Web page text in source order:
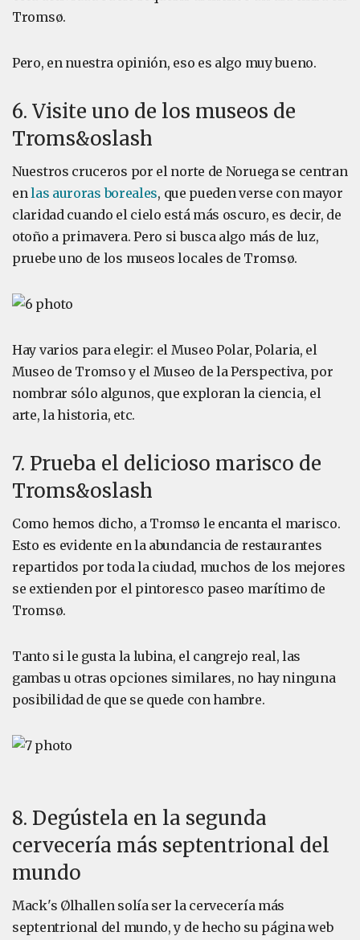
Tromsø.
Pero, en nuestra opinión, eso es algo muy bueno.
6. Visite uno de los museos de
Troms&oslash
Nuestros cruceros por el norte de Noruega se centran
enlas auroras boreales, que pueden verse con mayor
claridad cuando el cielo está más oscuro, es decir, de
otoño a primavera. Pero si busca algo más de luz,
pruebe uno de los museos locales de Tromsø.
Hay varios para elegir: el Museo Polar, Polaria, el
Museo de Tromso y el Museo de la Perspectiva, por
nombrar sólo algunos, que exploran la ciencia, el
arte, la historia, etc.
7. Prueba el delicioso marisco de
Troms&oslash
Como hemos dicho, a Tromsø le encanta el marisco.
Esto es evidente en la abundancia de restaurantes
repartidos por toda la ciudad, muchos de los mejores
se extienden por el pintoresco paseo marítimo de
Tromsø.
Tanto si le gusta la lubina, el cangrejo real, las
gambas u otras opciones similares, no hay ninguna
posibilidad de que se quede con hambre.
8. Degústela en la segunda
cervecería más septentrional del
mundo
Mack's Ølhallen solía ser la cervecería más
septentrional del mundo, y de hecho su página web